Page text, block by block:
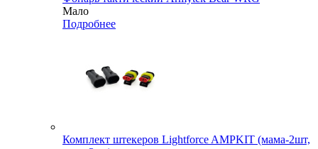
Мало
Подробнее
Комплект штекеров Lightforce AMPKIT (мама-2шт,